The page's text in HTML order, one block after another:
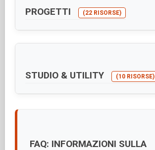
PROGETTI (22 RISORSE)
STUDIO & UTILITY (10 RISORSE)
FAQ: INFORMAZIONI SULLA